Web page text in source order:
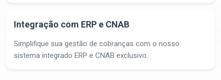
Integração com ERP e CNAB
Simplifique sua gestão de cobranças com o nosso
sistema integrado ERP e CNAB exclusivo.